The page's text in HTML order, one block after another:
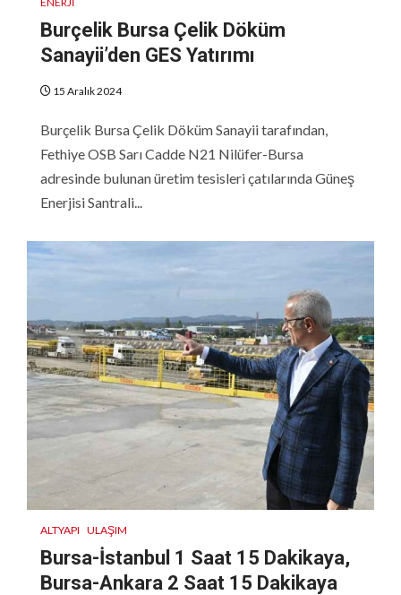
Burçelik Bursa Çelik Döküm
Sanayii’den GES Yatırımı
15 Aralık 2024
Burçelik Bursa Çelik Döküm Sanayii tarafından,
Fethiye OSB Sarı Cadde N21 Nilüfer-Bursa
adresinde bulunan üretim tesisleri çatılarında Güneş
Enerjisi Santrali...
ALTYAPI ULAŞIM
Bursa-İstanbul 1 Saat 15 Dakikaya,
Bursa-Ankara 2 Saat 15 Dakikaya